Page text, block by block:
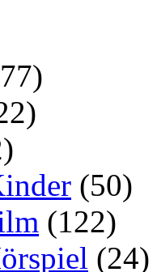
(50)
(122)
(24)